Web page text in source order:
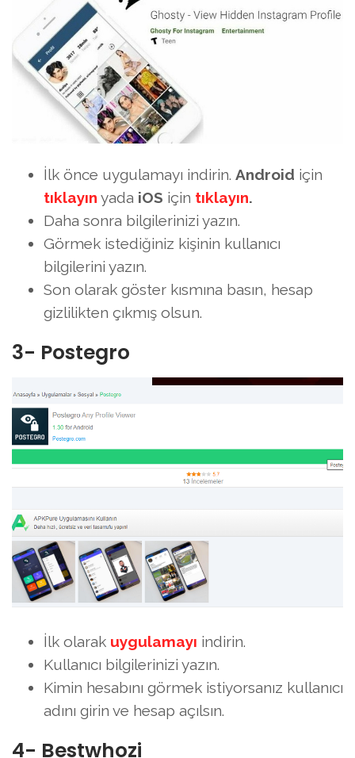
İlk önce uygulamayı indirin. Android için
tıklayın yada iOS için tıklayın.
Daha sonra bilgilerinizi yazın.
Görmek istediğiniz kişinin kullanıcı
bilgilerini yazın.
Son olarak göster kısmına basın, hesap
gizlilikten çıkmış olsun.
3- Postegro
İlk olarak uygulamayı indirin.
Kullanıcı bilgilerinizi yazın.
Kimin hesabını görmek istiyorsanız kullanıcı
adını girin ve hesap açılsın.
4- Bestwhozi